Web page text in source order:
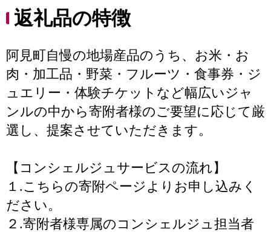
返礼品の特徴
阿見町自慢の地場産品のうち、お米・お
肉・加工品・野菜・フルーツ・食事券・ジ
ュエリー・体験チケットなど幅広いジャ
ンルの中から寄附者様のご要望に応じて厳
選し、提案させていただきます。
【コンシェルジュサービスの流れ】
１.こちらの寄附ページよりお申し込みく
ださい。
２.寄附者様専属のコンシェルジュ担当者